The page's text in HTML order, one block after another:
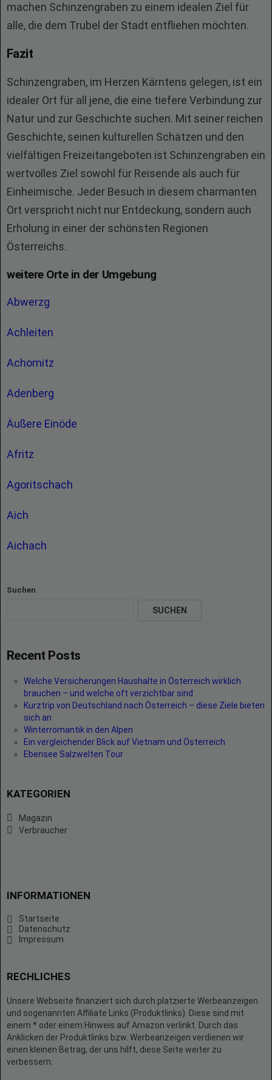
machen Schinzengraben zu einem idealen Ziel für
alle, die dem Trubel der Stadt entfliehen möchten.
Fazit
Schinzengraben, im Herzen Kärntens gelegen, ist ein
idealer Ort für all jene, die eine tiefere Verbindung zur
Natur und zur Geschichte suchen. Mit seiner reichen
Geschichte, seinen kulturellen Schätzen und den
vielfältigen Freizeitangeboten ist Schinzengraben ein
wertvolles Ziel sowohl für Reisende als auch für
Einheimische. Jeder Besuch in diesem charmanten
Ort verspricht nicht nur Entdeckung, sondern auch
Erholung in einer der schönsten Regionen
Österreichs.
weitere Orte in der Umgebung
Abwerzg
Achleiten
Achomitz
Adenberg
Äußere Einöde
Afritz
Agoritschach
Aich
Aichach
Suchen
SUCHEN
Recent Posts
Welche Versicherungen Haushalte in Österreich wirklich
brauchen – und welche oft verzichtbar sind
Kurztrip von Deutschland nach Österreich – diese Ziele bieten
sich an
Winterromantik in den Alpen
Ein vergleichender Blick auf Vietnam und Österreich
Ebensee Salzwelten Tour
KATEGORIEN
Magazin
Verbraucher
INFORMATIONEN
Startseite
Datenschutz
Impressum
RECHLICHES
Unsere Webseite finanziert sich durch platzierte Werbeanzeigen
und sogenannten Affiliate Links (Produktlinks). Diese sind mit
einem * oder einem Hinweis auf Amazon verlinkt. Durch das
Anklicken der Produktlinks bzw. Werbeanzeigen verdienen wir
einen kleinen Betrag, der uns hilft, diese Seite weiter zu
verbessern.